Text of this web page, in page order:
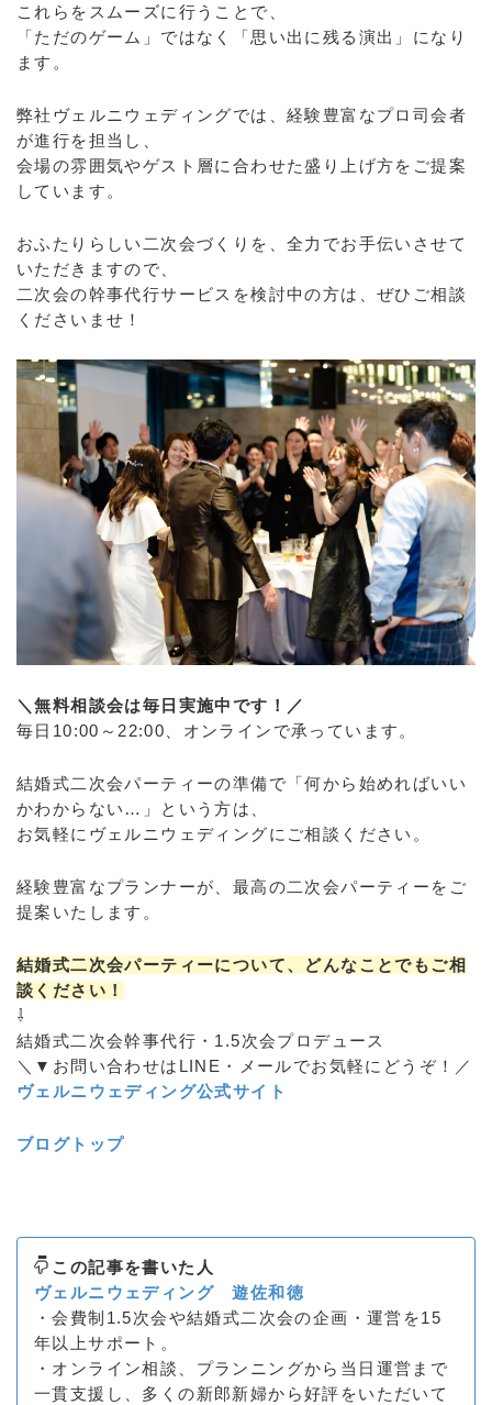
これらをスムーズに行うことで、
「ただのゲーム」ではなく「思い出に残る演出」になり
ます。
弊社ヴェルニウェディングでは、経験豊富なプロ司会者
が進行を担当し、
会場の雰囲気やゲスト層に合わせた盛り上げ方をご提案
しています。
おふたりらしい二次会づくりを、全力でお手伝いさせて
いただきますので、
二次会の幹事代行サービスを検討中の方は、ぜひご相談
くださいませ！
＼無料相談会は毎日実施中です！／
毎日10:00～22:00、オンラインで承っています。
結婚式二次会パーティーの準備で「何から始めればいい
かわからない…」という方は、
お気軽にヴェルニウェディングにご相談ください。
経験豊富なプランナーが、最高の二次会パーティーをご
提案いたします。
結婚式二次会パーティーについて、どんなことでもご相
談ください！
⇩
結婚式二次会幹事代行・1.5次会プロデュース
＼▼お問い合わせはLINE・メールでお気軽にどうぞ！／
ヴェルニウェディング公式サイト
ブログトップ
この記事を書いた人
ヴェルニウェディング 遊佐和徳
・会費制1.5次会や結婚式二次会の企画・運営を15
年以上サポート。
・オンライン相談、プランニングから当日運営まで
一貫支援し、多くの新郎新婦から好評をいただいて